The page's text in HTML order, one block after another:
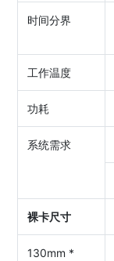
时间分界
工作温度
功耗
系统需求
裸卡尺寸
130mm *